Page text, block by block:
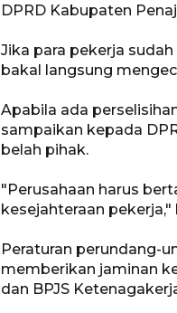
DPRD Kabupaten
Jika para pekerja
bakal langsung
Apabila ada
sampaikan kepada
belah pihak.
"Perusahaan harus
kesejahteraan pekerja,"
Peraturan perundang-
memberikan jaminan
dan BPJS